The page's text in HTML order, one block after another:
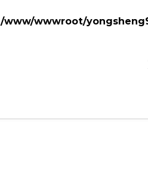
/www/wwwroot/